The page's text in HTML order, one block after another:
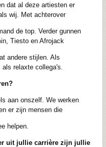
al deze artiesten er
wij. Met achterover
de top. Verder gunnen
Tiesto en Afrojack
andere stijlen. Als
relaxte collega's.
onszelf. We werken
er zijn mensen die
helpen.
uit jullie carrière zijn jullie